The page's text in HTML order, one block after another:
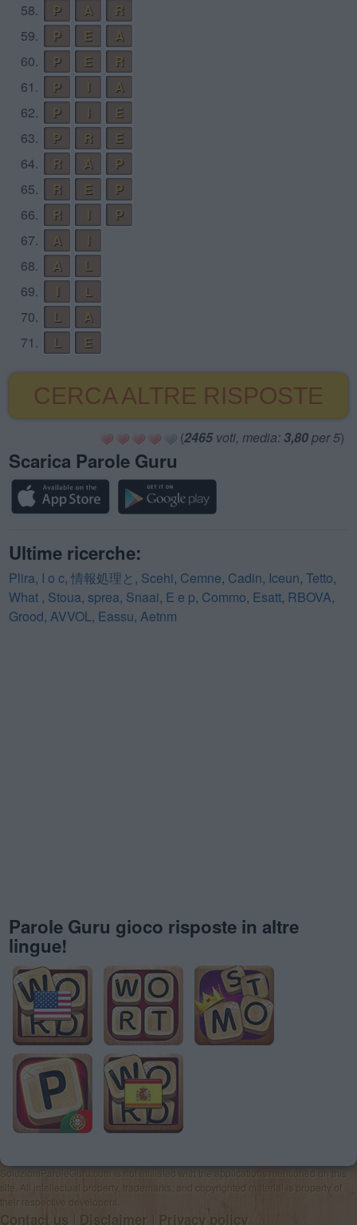
58.
P A
R
59.
P E
A
60.
P E
R
61.
P
A
62.
P
E
63.
P R
E
64.
R A
P
65.
R E
P
66.
R
P
67.
A
68.
A
L
69.
L
70.
L
A
71.
L E
CERCA ALTRE RISPOSTE
(2465voti, media: 3,80per 5)
Scarica Parole Guru
Ultime ricerche:
Plira, I o c, 情報処理と , Scehi, Cemne, Cadin, Iceun, Tetto,
What , Stoua, sprea, Snaai, E e p, Commo, Esatt, RBOVA,
Grood, AVVOL, Eassu, Aetnm
Parole Guru gioco risposte in altre
lingue!
SoluzioniParoleGuru.com is not affiliated with the applications mentioned on this
site. All intellectual property, trademarks, and copyrighted material is property of
Contact us Disclaimer Privacy policy